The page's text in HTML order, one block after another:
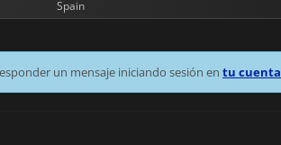
Spain
un mensaje iniciando sesión en tu cuenta